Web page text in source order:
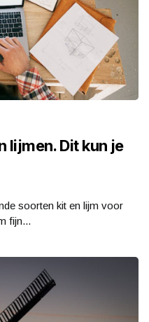
lijmen. Dit kun je
soorten kit en lijm voor
fijn...